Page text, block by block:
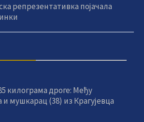
репрезентативка појачала
килограма дроге: Међу
мушкарац (38) из Крагујевца